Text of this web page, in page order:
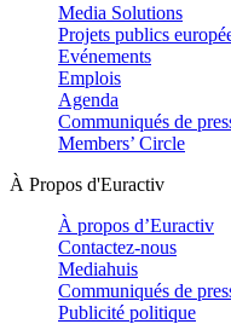
Media Solutions
Projets publics
Evénements
Emplois
Agenda
Communiqués de
Members’ Circle
À Propos d'Euractiv
À propos d’Euractiv
Contactez-nous
Mediahuis
Communiqués de
Publicité politique